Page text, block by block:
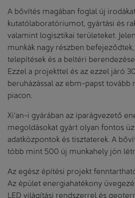
A bővítés magában foglal új
kutatólaboratóriumot, gyártási és
valamint logisztikai területeket.
munkák nagy részben
telepítések és a beltéri
Ezzel a projekttel és az ezzel járó
beruházással az ebm-papst tovább
piacon.
Xi'an-i gyárában az iparágvezető
megoldásokat gyárt olyan fontos
adatközpontok és tisztaterek. A
több mint 500 új munkahely jön
Az egész építési projekt
Az épület energiahatékony
LED világítási rendszerrel és